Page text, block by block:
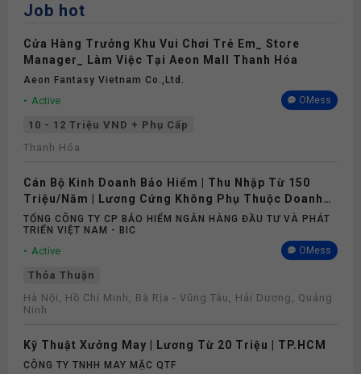
Job hot
Cửa Hàng Trưởng Khu Vui Chơi Trẻ Em_ Store
Manager_ Làm Việc Tại Aeon Mall Thanh Hóa
Aeon Fantasy Vietnam Co.,ltd.
Active OMess
10 - 12 Triệu VND + Phụ Cấp
Thanh Hóa
Cán Bộ Kinh Doanh Bảo Hiểm | Thu Nhập Từ 150
Triệu/Năm | Lương Cứng Không Phụ Thuộc Doanh
Số
TỔNG CÔNG TY CP BẢO HIỂM NGÂN HÀNG ĐẦU TƯ VÀ PHÁT
TRIỂN VIỆT NAM - BIC
Active OMess
Thỏa Thuận
Hà Nội, Hồ Chí Minh, Bà Rịa - Vũng Tàu, Hải Dương, Quảng
Ninh
Kỹ Thuật Xưởng May | Lương Từ 20 Triệu | TP.HCM
CÔNG TY TNHH MAY MẶC QTF